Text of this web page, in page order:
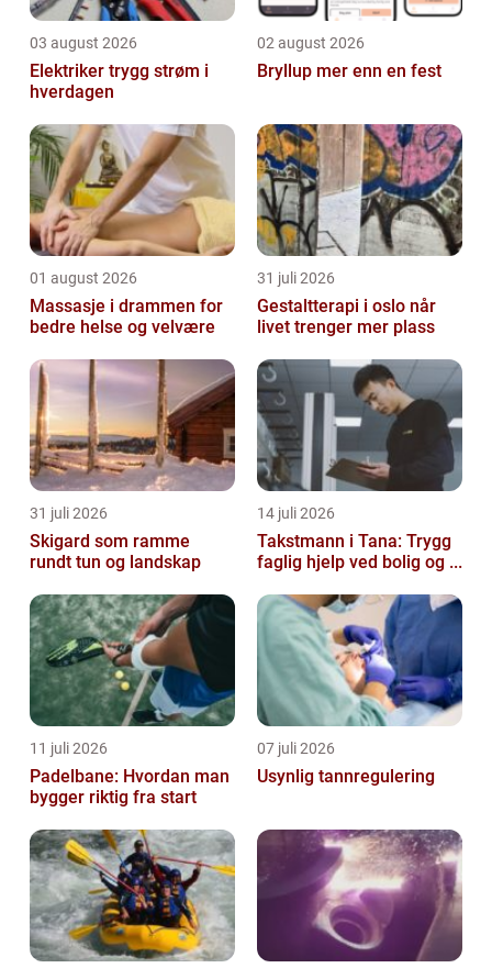
03 august 2026
Elektriker trygg strøm i
hverdagen
02 august 2026
Bryllup mer enn en fest
01 august 2026
Massasje i drammen for
bedre helse og velvære
31 juli 2026
Gestaltterapi i oslo når
livet trenger mer plass
31 juli 2026
Skigard som ramme
rundt tun og landskap
14 juli 2026
Takstmann i Tana: Trygg
faglig hjelp ved bolig og ...
11 juli 2026
Padelbane: Hvordan man
bygger riktig fra start
07 juli 2026
Usynlig tannregulering